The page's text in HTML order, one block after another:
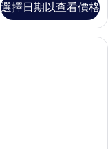
選擇日期以查看價格
房 | 高級寢具、羽絨被